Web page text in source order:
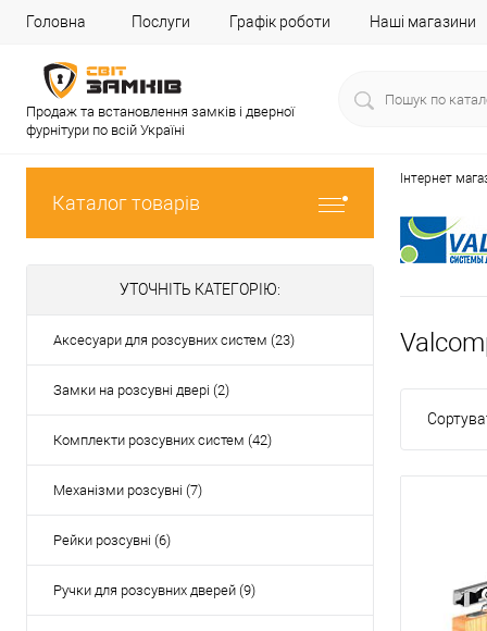
Головна Послуги Графік роботи Наші магазини
Продаж та встановлення замків і дверної
фурнітури по всій Україні
Каталог товарів
УТОЧНІТЬ КАТЕГОРІЮ:
Аксесуари для розсувних систем (23)
Замки на розсувні двері (2)
Комплекти розсувних систем (42)
Механізми розсувні (7)
Рейки розсувні (6)
Ручки для розсувних дверей (9)
Інтернет